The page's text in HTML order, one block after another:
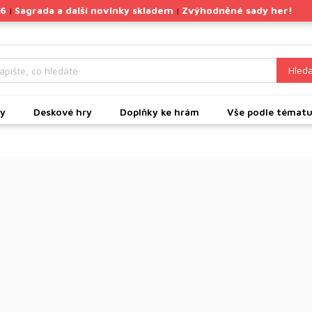
| Sagrada a další novinky skladem | Zvýhodněné sady her!
Deskové hry Doplňky ke hrám Vše podle tématu